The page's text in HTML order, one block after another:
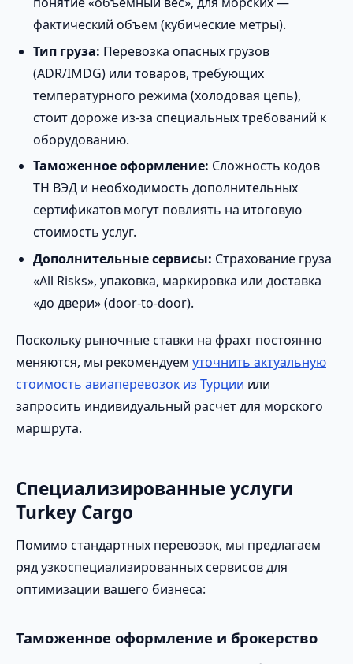
фактический объем (кубические метры).
Тип груза: Перевозка опасных грузов
(ADR/IMDG) или товаров, требующих
температурного режима (холодовая цепь),
стоит дороже из-за специальных требований к
оборудованию.
Таможенное оформление: Сложность кодов
ТН ВЭД и необходимость дополнительных
сертификатов могут повлиять на итоговую
стоимость услуг.
Дополнительные сервисы: Страхование груза
«All Risks», упаковка, маркировка или доставка
«до двери» (door-to-door).
Поскольку рыночные ставки на фрахт постоянно
меняются, мы рекомендуем уточнить актуальную
стоимость авиаперевозок из Турции или
запросить индивидуальный расчет для морского
маршрута.
Специализированные услуги
Turkey Cargo
Помимо стандартных перевозок, мы предлагаем
ряд узкоспециализированных сервисов для
оптимизации вашего бизнеса:
Таможенное оформление и брокерство